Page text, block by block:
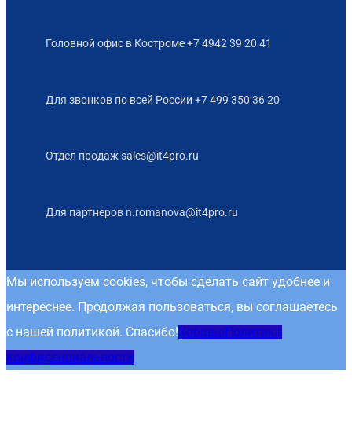
Блог
Головной офис в Костроме +7 4942 39 20 41
Для звонков по всей России +7 499 350 36 20
Отдел продаж sales@it4pro.ru
Для партнеров n.romanova@it4pro.ru
Мы используем cookies, чтобы сделать сайт удобнее и
интереснее. Продолжая пользоваться, вы соглашаетесь
с нашей политикой. Спасибо!ХорошоПолитика
конфиденциальности